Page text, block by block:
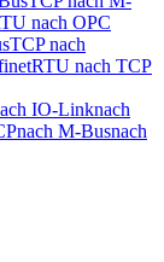
nach OPC
TCP nach
RTU nach TCP
IO-Linknach
nach M-Busnach